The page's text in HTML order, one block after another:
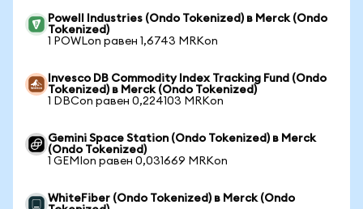
Powell Industries (Ondo Tokenized) в Merck (Ondo
Tokenized)
1 POWLon равен 1,6743 MRKon
Invesco DB Commodity Index Tracking Fund (Ondo
Tokenized) в Merck (Ondo Tokenized)
1 DBCon равен 0,224103 MRKon
Gemini Space Station (Ondo Tokenized) в Merck
(Ondo Tokenized)
1 GEMIon равен 0,031669 MRKon
WhiteFiber (Ondo Tokenized) в Merck (Ondo